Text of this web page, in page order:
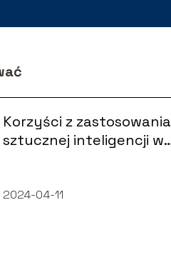
Korzyści z zastosowania
sztucznej inteligencji w
2024-04-11